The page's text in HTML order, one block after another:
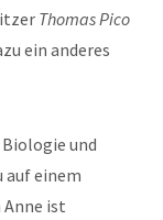
Thomas Pico
ein anderes
und
auf einem
ist